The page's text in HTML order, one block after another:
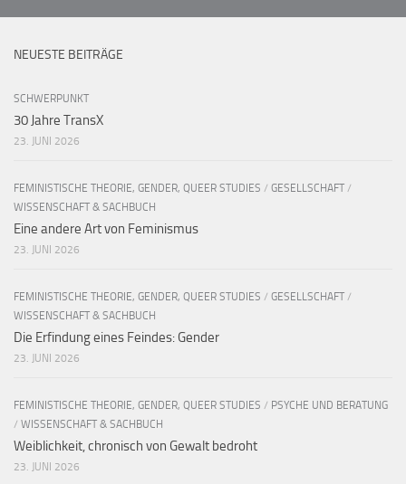
NEUESTE BEITRÄGE
SCHWERPUNKT
30 Jahre TransX
23. JUNI 2026
FEMINISTISCHE THEORIE, GENDER, QUEER STUDIES / GESELLSCHAFT /
WISSENSCHAFT & SACHBUCH
Eine andere Art von Feminismus
23. JUNI 2026
FEMINISTISCHE THEORIE, GENDER, QUEER STUDIES / GESELLSCHAFT /
WISSENSCHAFT & SACHBUCH
Die Erfindung eines Feindes: Gender
23. JUNI 2026
FEMINISTISCHE THEORIE, GENDER, QUEER STUDIES / PSYCHE UND BERATUNG
/ WISSENSCHAFT & SACHBUCH
Weiblichkeit, chronisch von Gewalt bedroht
23. JUNI 2026